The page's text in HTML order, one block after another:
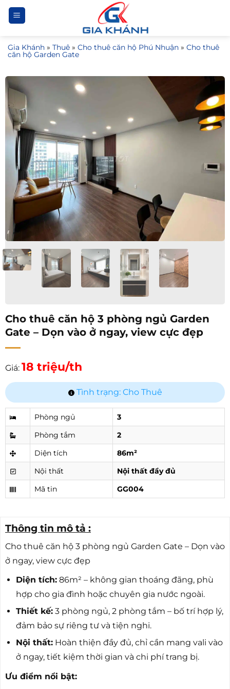
Bỏ
qua
dung
Gia Khánh » Thuê » Cho thuê căn hộ Phú Nhuận » Cho thuê
căn hộ Garden Gate
Cho thuê căn hộ 3 phòng ngủ Garden
Gate – Dọn vào ở ngay, view cực đẹp
Giá: 18 triệu/th
Tình trạng: Cho Thuê
Phòng ngủ
3
Phòng tắm
2
Diện tích
86m²
Nội thất
Nội thất đầy đủ
Mã tin
GG004
Thông tin mô tả :
Cho thuê căn hộ 3 phòng ngủ Garden Gate – Dọn vào
ở ngay, view cực đẹp
Diện tích:86m² – không gian thoáng đãng, phù
hợp cho gia đình hoặc chuyên gia nước ngoài.
Thiết kế:3 phòng ngủ, 2 phòng tắm – bố trí hợp lý,
đảm bảo sự riêng tư và tiện nghi.
Nội thất:Hoàn thiện đầy đủ, chỉ cần mang vali vào
ở ngay, tiết kiệm thời gian và chi phí trang bị.
Ưu điểm nổi bật: